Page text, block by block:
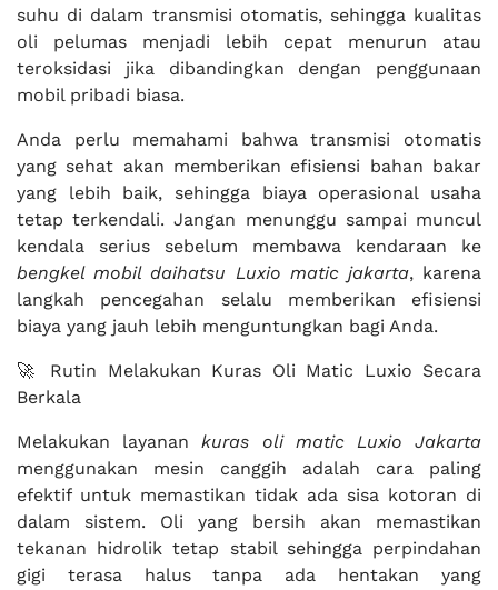
suhu di dalam transmisi otomatis, sehingga kualitas
oli pelumas menjadi lebih cepat menurun atau
teroksidasi jika dibandingkan dengan penggunaan
mobil pribadi biasa.
Anda perlu memahami bahwa transmisi otomatis
yang sehat akan memberikan efisiensi bahan bakar
yang lebih baik, sehingga biaya operasional usaha
tetap terkendali. Jangan menunggu sampai muncul
kendala serius sebelum membawa kendaraan ke
bengkel mobil daihatsu Luxio matic jakarta, karena
langkah pencegahan selalu memberikan efisiensi
biaya yang jauh lebih menguntungkan bagi Anda.
🚀 Rutin Melakukan Kuras Oli Matic Luxio Secara
Berkala
Melakukan layanankuras oli matic Luxio Jakarta
menggunakan mesin canggih adalah cara paling
efektif untuk memastikan tidak ada sisa kotoran di
dalam sistem. Oli yang bersih akan memastikan
tekanan hidrolik tetap stabil sehingga perpindahan
gigi terasa halus tanpa ada hentakan yang